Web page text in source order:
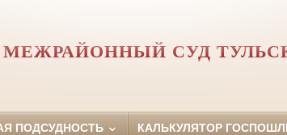
СУД
ПОДСУДНОСТЬ КАЛЬКУЛЯТОР